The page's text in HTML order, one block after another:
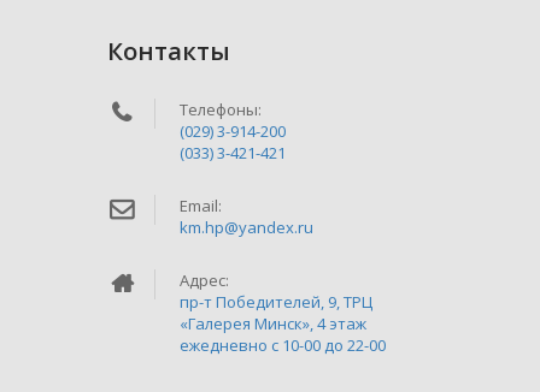
Контакты
Телефоны:
(029) 3-914-200
(033) 3-421-421
Email:
km.hp@yandex.ru
Адрес:
пр-т Победителей, 9, ТРЦ
«Галерея Минск», 4 этаж
ежедневно c 10-00 до 22-00